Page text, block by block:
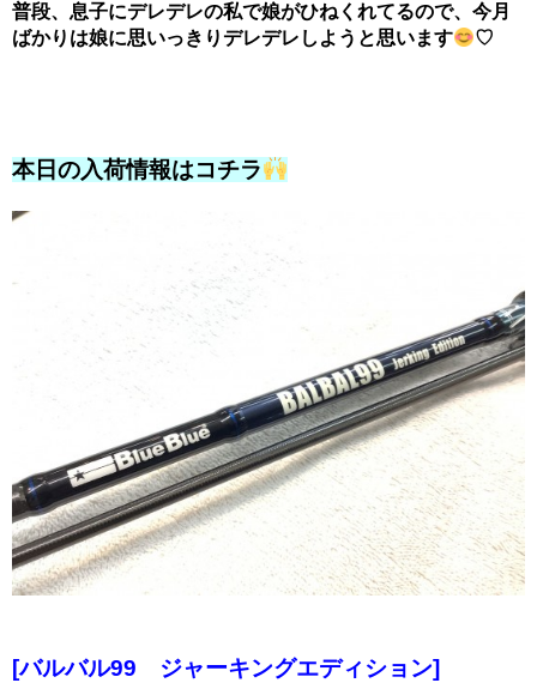
普段、息子にデレデレの私で娘がひねくれてるので、今月
ばかりは娘に思いっきりデレデレしようと思います
♡
本日の入荷情報はコチラ
[バルバル99 ジャーキングエディション]